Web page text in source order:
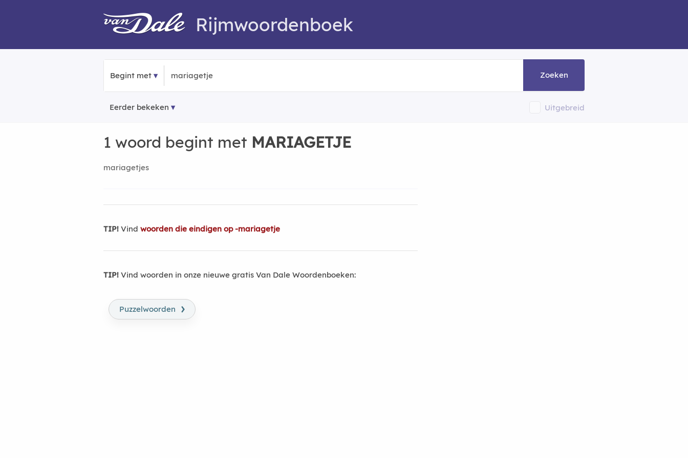
Rijmwoordenboek
Begint met Zoeken
Eerder bekeken Uitgebreid
1 woord begint met MARIAGETJE
mariagetjes
TIP! Vind woorden die eindigen op -mariagetje
TIP! Vind woorden in onze nieuwe gratis Van Dale Woordenboeken:
Puzzelwoorden ›